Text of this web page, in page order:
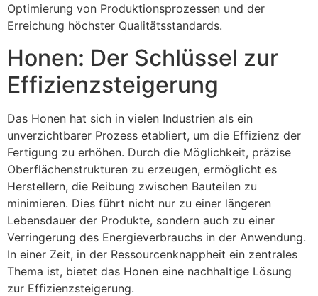
Optimierung von Produktionsprozessen und der
Erreichung höchster Qualitätsstandards.
Honen: Der Schlüssel zur
Effizienzsteigerung
Das Honen hat sich in vielen Industrien als ein
unverzichtbarer Prozess etabliert, um die Effizienz der
Fertigung zu erhöhen. Durch die Möglichkeit, präzise
Oberflächenstrukturen zu erzeugen, ermöglicht es
Herstellern, die Reibung zwischen Bauteilen zu
minimieren. Dies führt nicht nur zu einer längeren
Lebensdauer der Produkte, sondern auch zu einer
Verringerung des Energieverbrauchs in der Anwendung.
In einer Zeit, in der Ressourcenknappheit ein zentrales
Thema ist, bietet das Honen eine nachhaltige Lösung
zur Effizienzsteigerung.